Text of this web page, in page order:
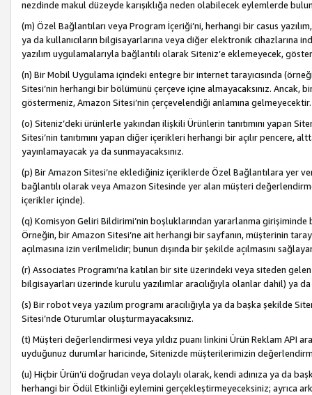
nezdinde makul düzeyde karışıklığa neden olabilecek eylemlerde
(m) Özel Bağlantıları veya Program İçeriği’ni, herhangi bir casus
ya da kullanıcıların bilgisayarlarına veya diğer elektronik
yazılım uygulamalarıyla bağlantılı olarak Siteniz’e eklemeyecek,
(n) Bir Mobil Uygulama içindeki entegre bir internet tarayıcısında
Sitesi’nin herhangi bir bölümünü çerçeve içine almayacaksınız. Ancak,
göstermeniz, Amazon Sitesi’nin çerçevelendiği anlamına gelmeyecektir.
(o) Siteniz’deki ürünlerle yakından ilişkili Ürünlerin tanıtımını yapan
Sitesi’nin tanıtımını yapan diğer içerikleri herhangi bir açılır pencere,
yayınlamayacak ya da sunmayacaksınız.
(p) Bir Amazon Sitesi’ne eklediğiniz içeriklerde Özel Bağlantılara yer
bağlantılı olarak veya Amazon Sitesinde yer alan müşteri
içerikler içinde).
(q) Komisyon Geliri Bildirimi’nin boşluklarından yararlanma
Örneğin, bir Amazon Sitesi’ne ait herhangi bir sayfanın, müşterinin
açılmasına izin verilmelidir; bunun dışında bir şekilde açılmasını
(r) Associates Programı’na katılan bir site üzerindeki veya siteden
bilgisayarları üzerinde kurulu yazılımlar aracılığıyla olanlar dahil) ya
(s) Bir robot veya yazılım programı aracılığıyla ya da başka şekilde
Sitesi’nde Oturumlar oluşturmayacaksınız.
(t) Müşteri değerlendirmesi veya yıldız puanı linkini Ürün Reklam API
uyduğunuz durumlar haricinde, Sitenizde müşterilerimizin
(u) Hiçbir Ürün’ü doğrudan veya dolaylı olarak, kendi adınıza ya da
herhangi bir Ödül Etkinliği eylemini gerçekleştirmeyeceksiniz; ayrıca